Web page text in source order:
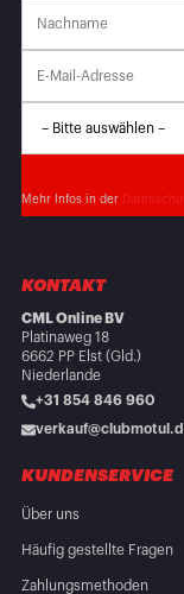
Mehr Infos in der
KONTAKT
CML Online BV
Platinaweg 18
6662 PP Elst (Gld.)
Niederlande
+31 854 846 960
KUNDENSERVICE
Über uns
Häufig gestellte Fragen
Zahlungsmethoden